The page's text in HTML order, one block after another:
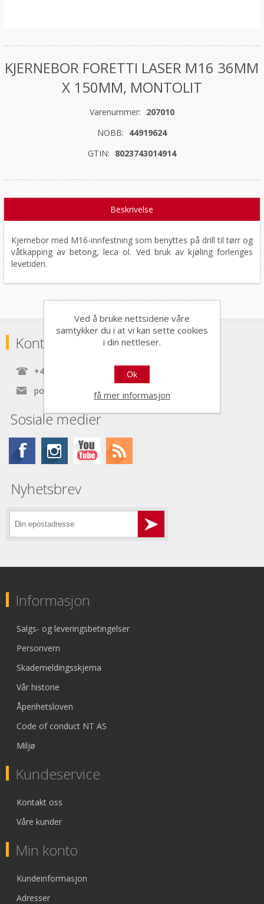
KJERNEBOR FORETTI LASER M16 36MM
X 150MM, MONTOLIT
Varenummer: 207010
NOBB: 44919624
GTIN: 8023743014914
Beskrivelse
Kjernebor med M16-innfestning som benyttes på drill til tørr og
våtkapping av betong, leca ol. Ved bruk av kjøling forlenges
levetiden.
Kontaktinformasjon
+47 22 30 40 70
post@nordictools.no
Sosiale medier
Nyhetsbrev
Informasjon
Salgs- og leveringsbetingelser
Personvern
Skademeldingsskjema
Vår historie
Åpenhetsloven
Code of conduct NT AS
Miljø
Kundeservice
Kontakt oss
Våre kunder
Min konto
Kundeinformasjon
Adresser
Ved å bruke nettsidene våre
samtykker du i at vi kan sette cookies
i din nettleser.
Ok
få mer informasjon